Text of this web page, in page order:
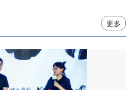
更多